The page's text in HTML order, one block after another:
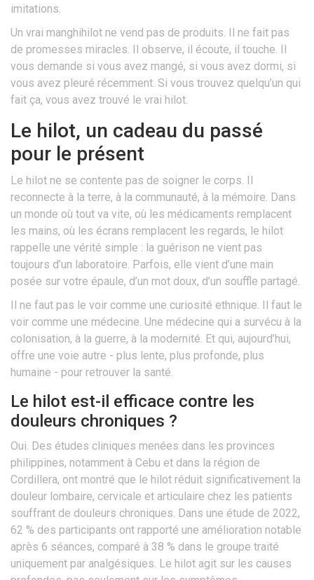
imitations.
Un vrai manghihilot ne vend pas de produits. Il ne fait pas
de promesses miracles. Il observe, il écoute, il touche. Il
vous demande si vous avez mangé, si vous avez dormi, si
vous avez pleuré récemment. Si vous trouvez quelqu’un qui
fait ça, vous avez trouvé le vrai hilot.
Le hilot, un cadeau du passé
pour le présent
Le hilot ne se contente pas de soigner le corps. Il
reconnecte à la terre, à la communauté, à la mémoire. Dans
un monde où tout va vite, où les médicaments remplacent
les mains, où les écrans remplacent les regards, le hilot
rappelle une vérité simple : la guérison ne vient pas
toujours d’un laboratoire. Parfois, elle vient d’une main
posée sur votre épaule, d’un mot doux, d’un souffle partagé.
Il ne faut pas le voir comme une curiosité ethnique. Il faut le
voir comme une médecine. Une médecine qui a survécu à la
colonisation, à la guerre, à la modernité. Et qui, aujourd’hui,
offre une voie autre - plus lente, plus profonde, plus
humaine - pour retrouver la santé.
Le hilot est-il efficace contre les
douleurs chroniques ?
Oui. Des études cliniques menées dans les provinces
philippines, notamment à Cebu et dans la région de
Cordillera, ont montré que le hilot réduit significativement la
douleur lombaire, cervicale et articulaire chez les patients
souffrant de douleurs chroniques. Dans une étude de 2022,
62 % des participants ont rapporté une amélioration notable
après 6 séances, comparé à 38 % dans le groupe traité
uniquement par analgésiques. Le hilot agit sur les causes